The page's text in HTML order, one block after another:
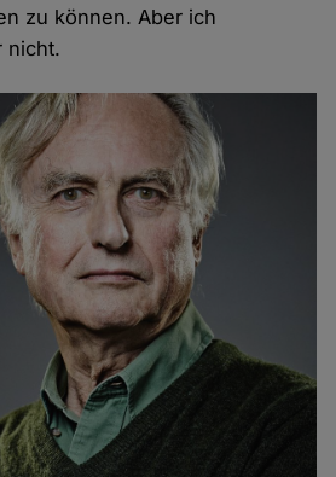
zu können. Aber ich
nicht.